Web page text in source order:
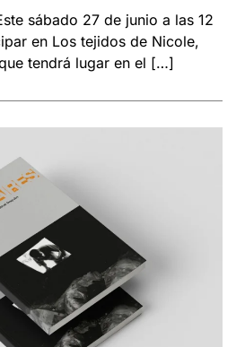
sábado 27 de junio a las 12
en Los tejidos de Nicole,
tendrá lugar en el […]